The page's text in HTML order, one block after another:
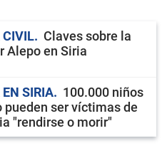
CIVIL
Claves sobre la
Alepo en Siria
EN SIRIA
100.000 niños
pueden ser víctimas de
"rendirse o morir"